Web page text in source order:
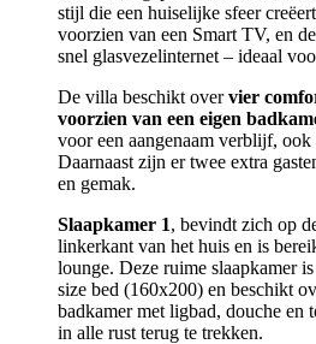
stijl die een huiselijke sfeer
voorzien van een Smart TV, en
snel glasvezelinternet – ideaal
De villa beschikt overvier
voorzien van een eigen
voor een aangenaam verblijf,
Daarnaast zijn er twee extra
en gemak.
Slaapkamer 1, bevindt zich op
linkerkant van het huis en is
lounge. Deze ruime slaapkamer
size bed (160x200) en beschikt
badkamer met ligbad, douche en
in alle rust terug te trekken.